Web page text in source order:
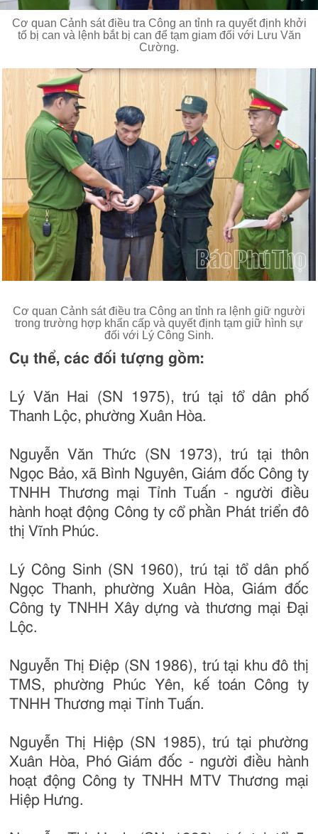
Cơ quan Cảnh sát điều tra Công an tỉnh ra quyết định khởi
tố bị can và lệnh bắt bị can để tạm giam đối với Lưu Văn
Cường.
Cơ quan Cảnh sát điều tra Công an tỉnh ra lệnh giữ người
trong trường hợp khẩn cấp và quyết định tạm giữ hình sự
đối với Lý Công Sinh.
Cụ thể, các đối tượng gồm:
Lý Văn Hai (SN 1975), trú tại tổ dân phố
Thanh Lộc, phường Xuân Hòa.
Nguyễn Văn Thức (SN 1973), trú tại thôn
Ngọc Bảo, xã Bình Nguyên, Giám đốc Công ty
TNHH Thương mại Tỉnh Tuấn - người điều
hành hoạt động Công ty cổ phần Phát triển đô
thị Vĩnh Phúc.
Lý Công Sinh (SN 1960), trú tại tổ dân phố
Ngọc Thanh, phường Xuân Hòa, Giám đốc
Công ty TNHH Xây dựng và thương mại Đại
Lộc.
Nguyễn Thị Điệp (SN 1986), trú tại khu đô thị
TMS, phường Phúc Yên, kế toán Công ty
TNHH Thương mại Tỉnh Tuấn.
Nguyễn Thị Hiệp (SN 1985), trú tại phường
Xuân Hòa, Phó Giám đốc - người điều hành
hoạt động Công ty TNHH MTV Thương mại
Hiệp Hưng.